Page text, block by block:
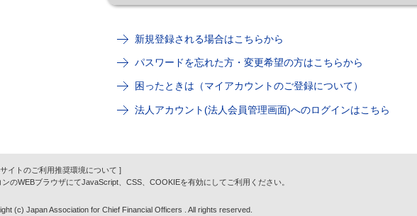
新規登録される場合はこちらから
パスワードを忘れた方・変更希望の方はこちらから
困ったときは（マイアカウントのご登録について）
法人アカウント(法人会員管理画面)へのログインはこちら
イトのご利用推奨環境について ]
ンのWEBブラウザにてJavaScript、CSS、COOKIEを有効にしてご利用ください。
(c) Japan Association for Chief Financial Officers . All rights reserved.